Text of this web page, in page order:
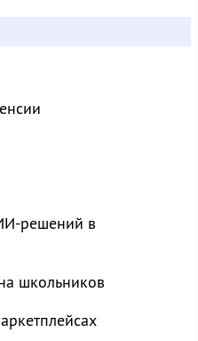
решений в
школьников